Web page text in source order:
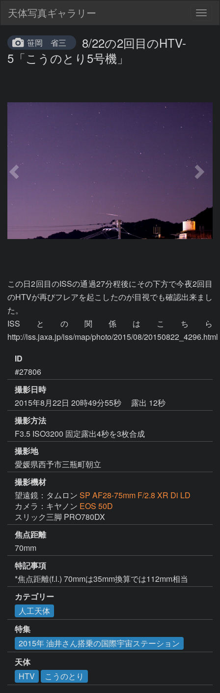
天体写真ギャラリー
笹岡 省三
8/22の2回目のHTV-
5「こうのとり5号機」
この日2回目のISSの通過27分程後にその下方で今夜2回目
のHTVが再びフレアを起こしたのが目視でも確認出来まし
た。
ISSとの関係はこちら
http://iss.jaxa.jp/iss/map/photo/2015/08/20150822_4296.html
ID
#27806
撮影日時
2015年8月22日 20時49分55秒
露出 12秒
撮影方法
F3.5 ISO3200 固定露出4秒を3枚合成
撮影地
愛媛県西予市三瓶町朝立
撮影機材
望遠鏡：タムロン SP AF28-75mm F/2.8 XR Di LD
カメラ：キヤノン EOS 50D
スリック三脚 PRO780DX
焦点距離
70mm
特記事項
*焦点距離(f.l.) 70mmは35mm換算では112mm相当
カテゴリー
人工天体
特集
2015年 油井さん搭乗の国際宇宙ステーション
天体
HTV
こうのとり